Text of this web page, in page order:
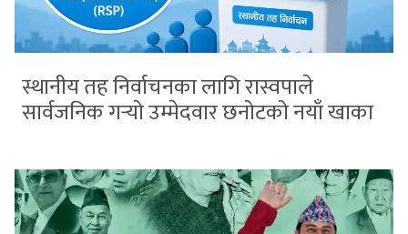
स्थानीय तह निर्वाचनका लागि रास्वपाले
सार्वजनिक गर्‍यो उम्मेदवार छनोटको नयाँ खाका